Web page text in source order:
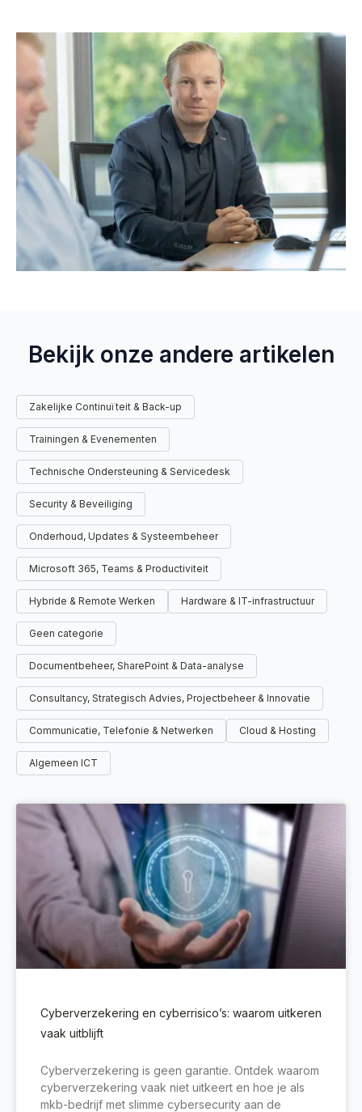
Bekijk onze andere artikelen
Zakelijke Continuïteit & Back-up
Trainingen & Evenementen
Technische Ondersteuning & Servicedesk
Security & Beveiliging
Onderhoud, Updates & Systeembeheer
Microsoft 365, Teams & Productiviteit
Hybride & Remote Werken Hardware & IT-infrastructuur
Geen categorie
Documentbeheer, SharePoint & Data-analyse
Consultancy, Strategisch Advies, Projectbeheer & Innovatie
Communicatie, Telefonie & Netwerken Cloud & Hosting
Algemeen ICT
Cyberverzekering en cyberrisico’s: waarom uitkeren
vaak uitblijft
Cyberverzekering is geen garantie. Ontdek waarom
cyberverzekering vaak niet uitkeert en hoe je als
mkb-bedrijf met slimme cybersecurity aan de